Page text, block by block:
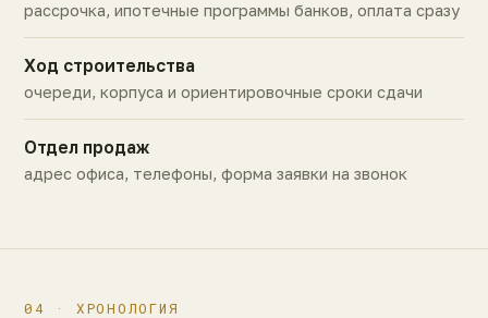
рассрочка, ипотечные программы банков, оплата сразу
Ход строительства
очереди, корпуса и ориентировочные сроки сдачи
Отдел продаж
адрес офиса, телефоны, форма заявки на звонок
04 · ХРОНОЛОГИЯ